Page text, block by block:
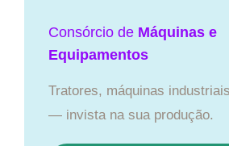
Consórcio de Máquinas e
Equipamentos
Tratores, máquinas
— invista na sua produção.